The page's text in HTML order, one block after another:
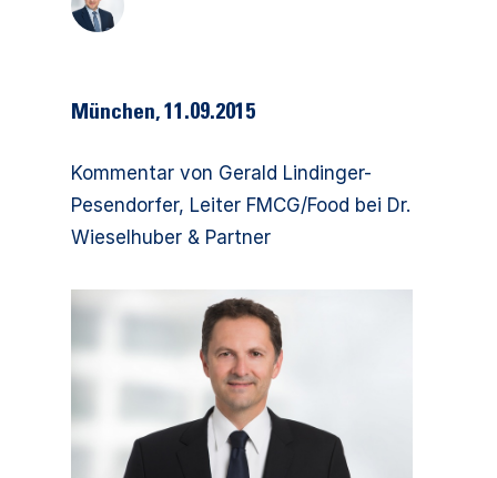
München, 11.09.2015
Kommentar von Gerald Lindinger-
Pesendorfer, Leiter FMCG/Food bei Dr.
Wieselhuber & Partner